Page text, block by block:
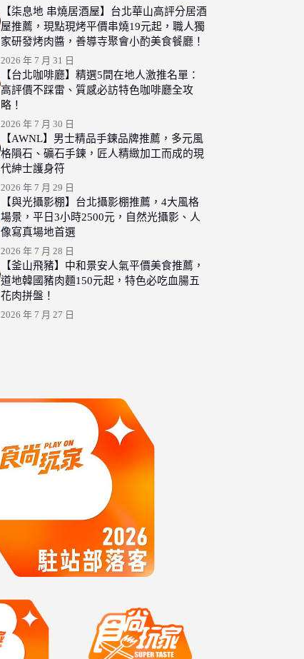
【柒息地 串燒居酒屋】台北華山高評分居酒
屋推薦，現點現烤平價串燒19元起，職人獨
家研發烤肉醬，善導寺聚會小酌美食餐廳！
2026 年 7 月 31 日
【台北咖啡廳】精選5間在地人激推名單：
高評價不踩雷、質感必訪特色咖啡廳全攻
略！
2026 年 7 月 30 日
【AWNL】男士精品手鍊品牌推薦，多元風
格隕石、礦石手鍊，匠人精緻加工而成的現
代紳士護身符
2026 年 7 月 29 日
【與光攝影棚】台北攝影棚推薦，4大風格
場景，平日3小時2500元，自然光攝影、人
像寫真場地首選
2026 年 7 月 28 日
【釜山飛豬】中和景安人氣平價美食推薦，
道地韓國豬肉麵150元起，特色必吃血腸五
花肉拼盤！
2026 年 7 月 27 日